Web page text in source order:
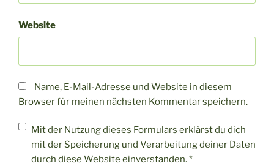
Website
Name, E-Mail-Adresse und Website in diesem
Browser für meinen nächsten Kommentar speichern.
Mit der Nutzung dieses Formulars erklärst du dich
mit der Speicherung und Verarbeitung deiner Daten
durch diese Website einverstanden.*